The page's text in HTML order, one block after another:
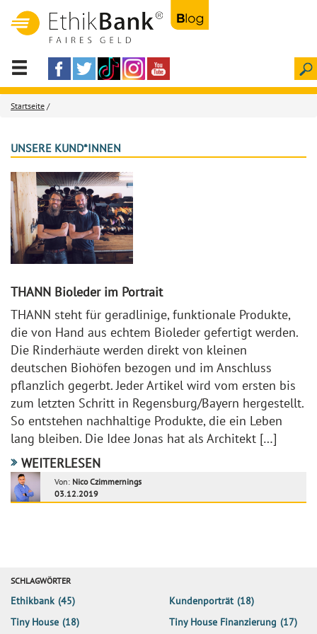
Startseite /
UNSERE KUND*INNEN
THANN Bioleder im Portrait
THANN steht für geradlinige, funktionale Produkte,
die von Hand aus echtem Bioleder gefertigt werden.
Die Rinderhäute werden direkt von kleinen
deutschen Biohöfen bezogen und im Anschluss
pflanzlich gegerbt. Jeder Artikel wird vom ersten bis
zum letzten Schritt in Regensburg/Bayern hergestellt.
So entstehen nachhaltige Produkte, die ein Leben
lang bleiben. Die Idee Jonas hat als Architekt […]
WEITERLESEN
Von: Nico Czimmernings
03.12.2019
SCHLAGWÖRTER
Ethikbank (45) Kundenporträt (18)
Tiny House (18) Tiny House Finanzierung (17)